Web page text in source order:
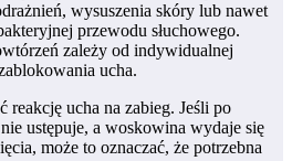
wysuszenia skóry lub nawet
przewodu słuchowego.
zależy od indywidualnej
ucha.
reakcję ucha na zabieg. Jeśli po
ustępuje, a woskowina wydaje się
może to oznaczać, że potrzebna